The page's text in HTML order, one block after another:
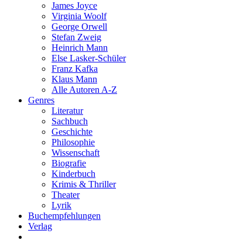
James Joyce
Virginia Woolf
George Orwell
Stefan Zweig
Heinrich Mann
Else Lasker-Schüler
Franz Kafka
Klaus Mann
Alle Autoren A-Z
Genres
Literatur
Sachbuch
Geschichte
Philosophie
Wissenschaft
Biografie
Kinderbuch
Krimis & Thriller
Theater
Lyrik
Buchempfehlungen
Verlag